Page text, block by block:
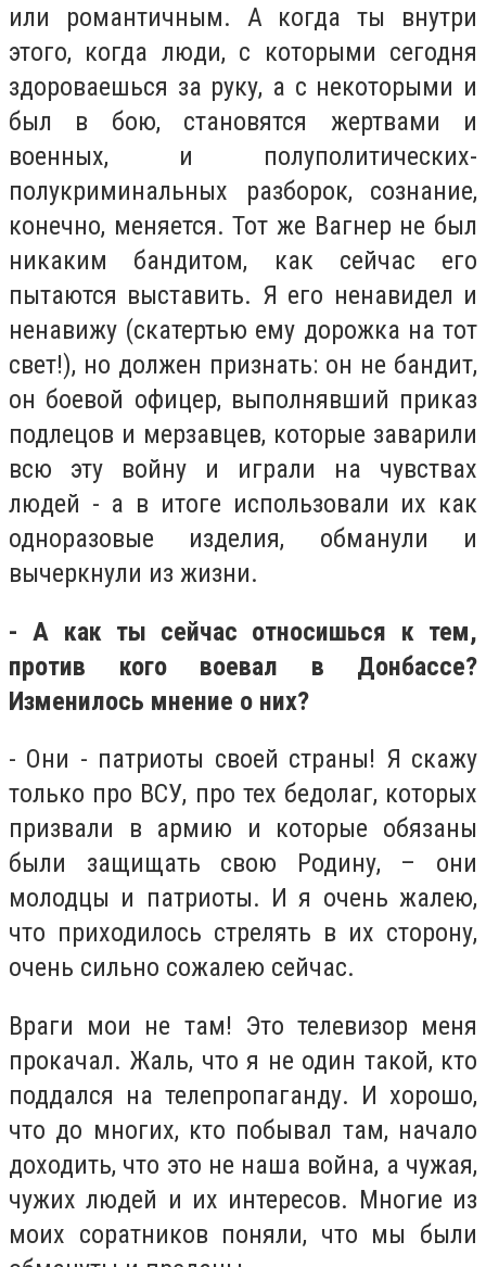
или романтичным. А когда ты внутри
этого, когда люди, с которыми сегодня
здороваешься за руку, а с некоторыми и
был в бою, становятся жертвами и
военных, и полуполитических-
полукриминальных разборок, сознание,
конечно, меняется. Тот же Вагнер не был
никаким бандитом, как сейчас его
пытаются выставить. Я его ненавидел и
ненавижу (скатертью ему дорожка на тот
свет!), но должен признать: он не бандит,
он боевой офицер, выполнявший приказ
подлецов и мерзавцев, которые заварили
всю эту войну и играли на чувствах
людей - а в итоге использовали их как
одноразовые изделия, обманули и
вычеркнули из жизни.
- А как ты сейчас относишься к тем,
против кого воевал в Донбассе?
Изменилось мнение о них?
- Они - патриоты своей страны! Я скажу
только про ВСУ, про тех бедолаг, которых
призвали в армию и которые обязаны
были защищать свою Родину, – они
молодцы и патриоты. И я очень жалею,
что приходилось стрелять в их сторону,
очень сильно сожалею сейчас.
Враги мои не там! Это телевизор меня
прокачал. Жаль, что я не один такой, кто
поддался на телепропаганду. И хорошо,
что до многих, кто побывал там, начало
доходить, что это не наша война, а чужая,
чужих людей и их интересов. Многие из
моих соратников поняли, что мы были